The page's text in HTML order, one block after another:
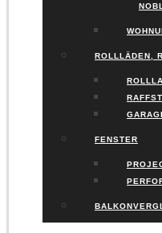
ROLLLÄDEN,
FENSTER